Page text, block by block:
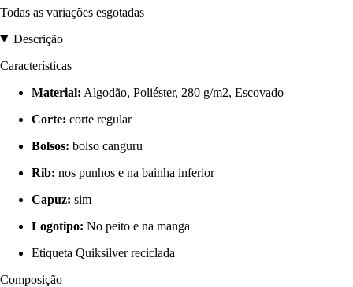
Todas as variações esgotadas
Descrição
Características
Material: Algodão, Poliéster, 280 g/m2, Escovado
Corte: corte regular
Bolsos: bolso canguru
Rib: nos punhos e na bainha inferior
Capuz: sim
Logotipo: No peito e na manga
Etiqueta Quiksilver reciclada
Composição